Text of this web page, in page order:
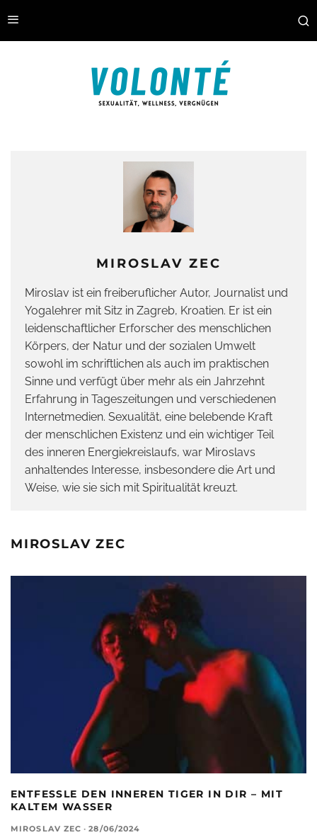
MIROSLAV ZEC
Miroslav ist ein freiberuflicher Autor, Journalist und
Yogalehrer mit Sitz in Zagreb, Kroatien. Er ist ein
leidenschaftlicher Erforscher des menschlichen
Körpers, der Natur und der sozialen Umwelt
sowohl im schriftlichen als auch im praktischen
Sinne und verfügt über mehr als ein Jahrzehnt
Erfahrung in Tageszeitungen und verschiedenen
Internetmedien. Sexualität, eine belebende Kraft
der menschlichen Existenz und ein wichtiger Teil
des inneren Energiekreislaufs, war Miroslavs
anhaltendes Interesse, insbesondere die Art und
Weise, wie sie sich mit Spiritualität kreuzt.
MIROSLAV ZEC
ENTFESSLE DEN INNEREN TIGER IN DIR – MIT
KALTEM WASSER
MIROSLAV ZEC · 28/06/2024